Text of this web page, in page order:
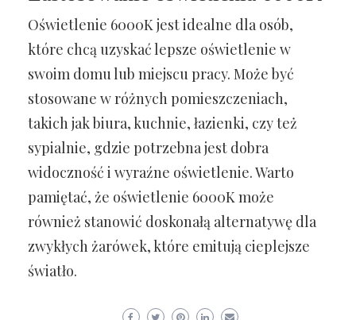
Oświetlenie 6000K jest idealne dla osób,
które chcą uzyskać lepsze oświetlenie w
swoim domu lub miejscu pracy. Może być
stosowane w różnych pomieszczeniach,
takich jak biura, kuchnie, łazienki, czy też
sypialnie, gdzie potrzebna jest dobra
widoczność i wyraźne oświetlenie. Warto
pamiętać, że oświetlenie 6000K może
również stanowić doskonałą alternatywę dla
zwykłych żarówek, które emitują cieplejsze
światło.